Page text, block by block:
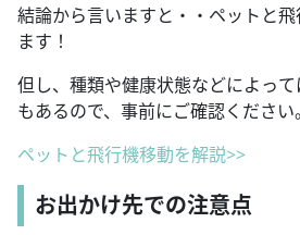
結論から言いますと・・ペットと
ます！
但し、種類や健康状態などによっ
もあるので、事前にご確認ください。
ペットと飛行機移動を解説>>
お出かけ先での注意点